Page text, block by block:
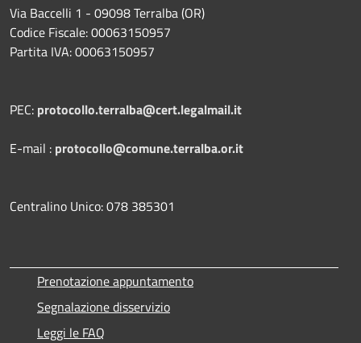
Via Baccelli 1 - 09098 Terralba (OR)
Codice Fiscale: 00063150957
Partita IVA: 00063150957
PEC: protocollo.terralba@cert.legalmail.it
E-mail : protocollo@comune.terralba.or.it
Centralino Unico: 078 385301
Prenotazione appuntamento
Segnalazione disservizio
Leggi le FAQ